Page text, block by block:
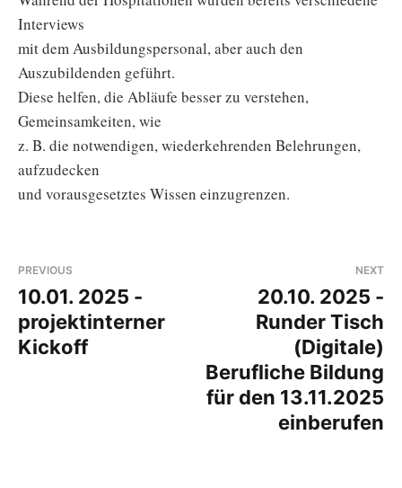
Interviews
mit dem Ausbildungspersonal, aber auch den
Auszubildenden geführt.
Diese helfen, die Abläufe besser zu verstehen,
Gemeinsamkeiten, wie
z. B. die notwendigen, wiederkehrenden Belehrungen,
aufzudecken
und vorausgesetztes Wissen einzugrenzen.
PREVIOUS
10.01. 2025 -
projektinterner
Kickoff
NEXT
20.10. 2025 -
Runder Tisch
(Digitale)
Berufliche Bildung
für den 13.11.2025
einberufen